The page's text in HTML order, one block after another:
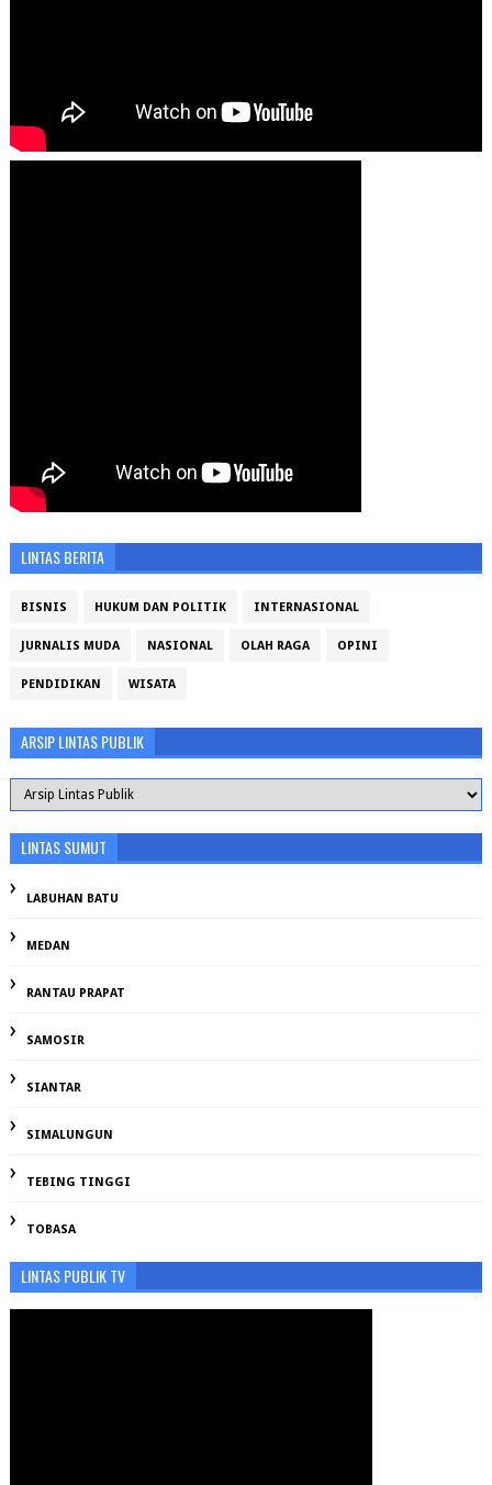
LINTAS BERITA
BISNIS HUKUM DAN POLITIK INTERNASIONAL
JURNALIS MUDA NASIONAL OLAH RAGA OPINI
PENDIDIKAN WISATA
ARSIP LINTAS PUBLIK
LINTAS SUMUT
LABUHAN BATU
MEDAN
RANTAU PRAPAT
SAMOSIR
SIANTAR
SIMALUNGUN
TEBING TINGGI
TOBASA
LINTAS PUBLIK TV